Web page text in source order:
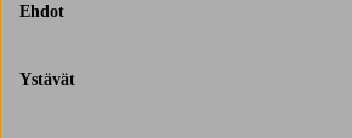
Ehdot
Ystävät